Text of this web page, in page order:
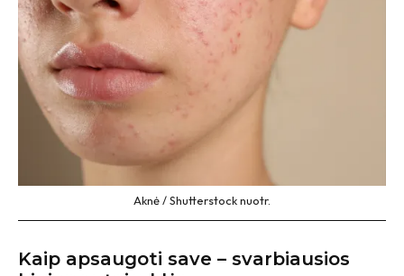
Aknė / Shutterstock nuotr.
Kaip apsaugoti save – svarbiausios